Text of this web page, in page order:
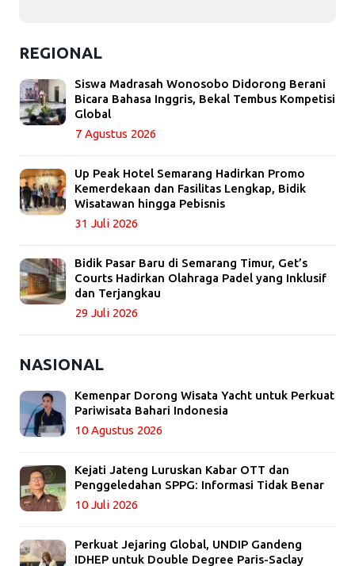
REGIONAL
Siswa Madrasah Wonosobo Didorong Berani
Bicara Bahasa Inggris, Bekal Tembus Kompetisi
Global
7 Agustus 2026
Up Peak Hotel Semarang Hadirkan Promo
Kemerdekaan dan Fasilitas Lengkap, Bidik
Wisatawan hingga Pebisnis
31 Juli 2026
Bidik Pasar Baru di Semarang Timur, Get’s
Courts Hadirkan Olahraga Padel yang Inklusif
dan Terjangkau
29 Juli 2026
NASIONAL
Kemenpar Dorong Wisata Yacht untuk Perkuat
Pariwisata Bahari Indonesia
10 Agustus 2026
Kejati Jateng Luruskan Kabar OTT dan
Penggeledahan SPPG: Informasi Tidak Benar
10 Juli 2026
Perkuat Jejaring Global, UNDIP Gandeng
IDHEP untuk Double Degree Paris-Saclay